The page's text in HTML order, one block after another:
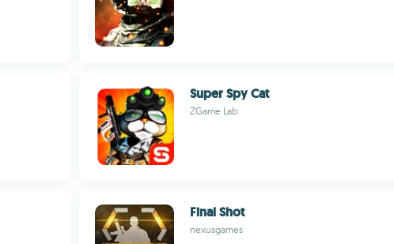
Super Spy Cat
ZGame Lab
Final Shot
nexusgames